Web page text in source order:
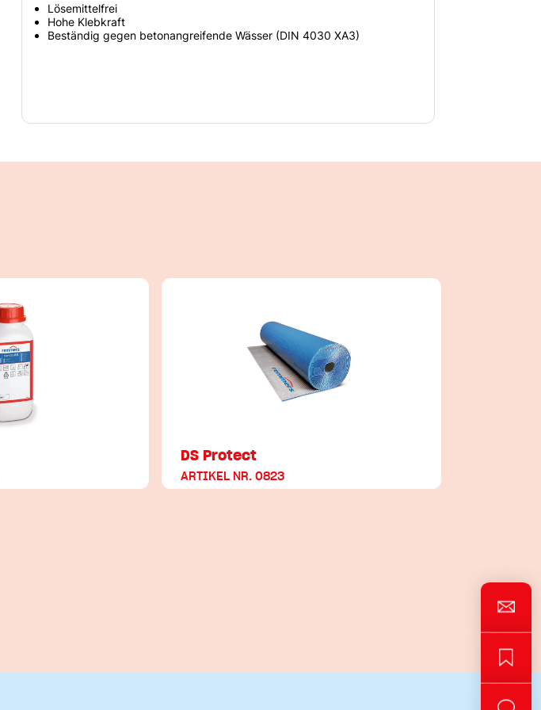
Lösemittelfrei
Hohe Klebkraft
Beständig gegen betonangreifende Wässer (DIN 4030 XA3)
DS Protect
ARTIKEL NR. 0823